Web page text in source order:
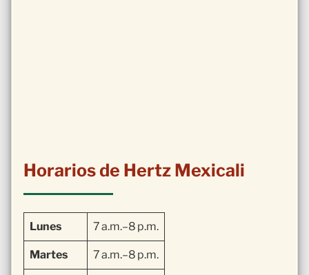
Horarios de Hertz Mexicali
Lunes 7 a.m.–8 p.m.
Martes 7 a.m.–8 p.m.